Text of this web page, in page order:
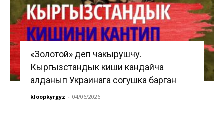
«Золотой» деп чакырушчу.
Кыргызстандык киши кандайча
алданып Украинага согушка барган
kloopkyrgyz - 04/06/2026